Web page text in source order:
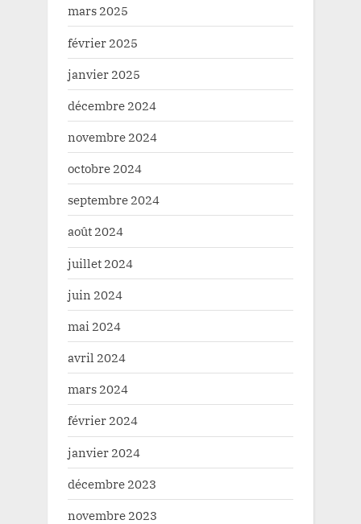
mars 2025
février 2025
janvier 2025
décembre 2024
novembre 2024
octobre 2024
septembre 2024
août 2024
juillet 2024
juin 2024
mai 2024
avril 2024
mars 2024
février 2024
janvier 2024
décembre 2023
novembre 2023